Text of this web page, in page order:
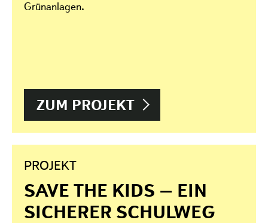
Grünanlagen.
ZUM PROJEKT
PROJEKT
SAVE THE KIDS – EIN
SICHERER SCHULWEG